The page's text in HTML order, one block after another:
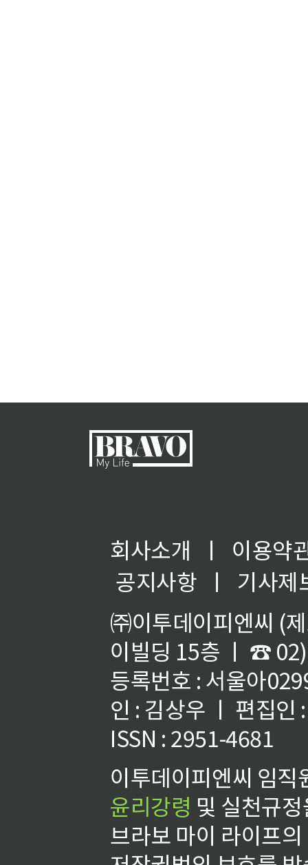
회사소개 ㅣ
이용약
공지사항
ㅣ
기사제
㈜이투데이피엔씨 (
이빌딩 15층 ㅣ ☎
등록번호 : 서울아
인 : 김상우 ㅣ 편집인
ISSN : 2951-4681
이투데이피엔씨 임
윤리강령 및 실천규
브라보 마이 라이프